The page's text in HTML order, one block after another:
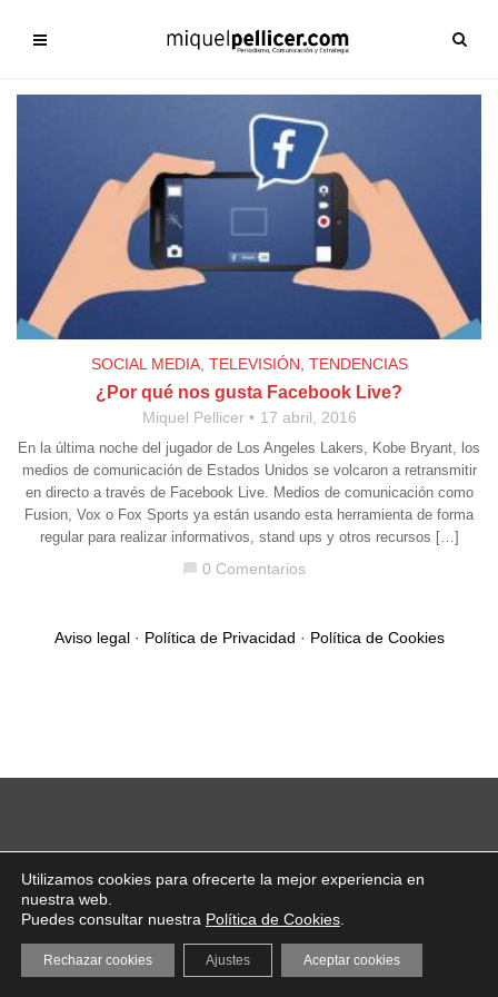
SOCIAL MEDIA, TELEVISIÓN TENDENCIAS
¿Por qué nos gusta Facebook Live?
Miquel Pellicer 17 abril, 2016
En la última noche del jugador de Los Angeles Lakers, Kobe Bryant, los
medios de comunicación de Estados Unidos se volcaron a retransmitir
en directo a través de Facebook Live. Medios de comunicación como
Fusion, Vox o Fox Sports ya están usando esta herramienta de forma
regular para realizar informativos, stand ups y otros recursos […]
chat_bubble 0 Comentarios
Aviso legal· Política de Privacidad · Política de Cookies
Utilizamos cookies para ofrecerte la mejor experiencia en
nuestra web.
Puedes consultar nuestra Política de Cookies
Aceptar cookies
Rechazar cookies Ajustes